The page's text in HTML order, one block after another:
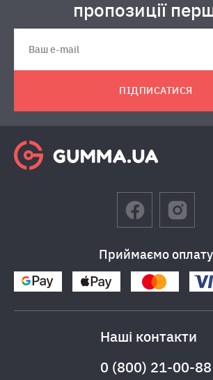
пропозиції
ПІДПИСАТИСЯ
Приймаємо оплату
Наші контакти
0 (800) 21-00-88